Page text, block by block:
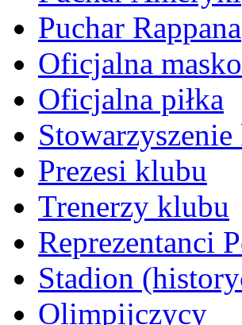
Puchar Rappana
Oficjalna
Oficjalna piłka
Prezesi klubu
Trenerzy klubu
Reprezentanci
Stadion
Olimpijczycy